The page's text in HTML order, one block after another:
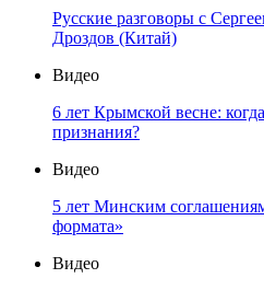
Русские разговоры с
Дроздов (Китай)
Видео
6 лет Крымской весне:
признания?
Видео
5 лет Минским
формата»
Видео